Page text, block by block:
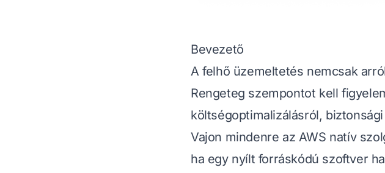
Bevezető
A felhő üzemeltetés nemcsak
Rengeteg szempontot kell
költségoptimalizálásról,
Vajon mindenre az AWS natív
ha egy nyílt forráskódú szoftver